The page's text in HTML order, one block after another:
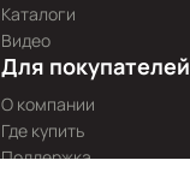
Каталоги
Видео
Для покупателей
О компании
Где купить
Поддержка